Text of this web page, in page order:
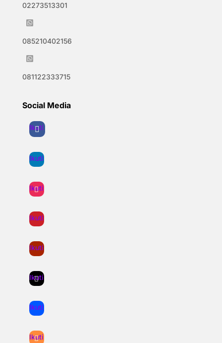
02273513301

085210402156

081122333715
Social Media
Ikuti
Ikuti
Ikuti
Ikuti
Ikuti
Ikuti
Ikuti
Ikuti